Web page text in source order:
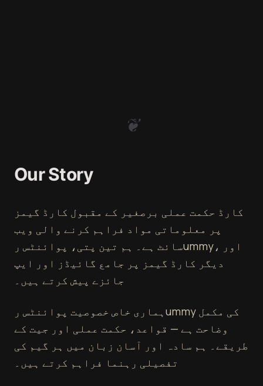
❦
Our Story
کارڈ حکمت عملی برصغیر کے مقبول کارڈ گیمز
پر معلوماتی مواد فراہم کرنے والی ویب
سائٹ ہے۔ ہم تین پتی، پوائنٹس رummy، اور
دیگر کارڈ گیمز پر جامع گائیڈز اور ایپ
جائزے پیش کرتے ہیں۔
ہماری خاص خصوصیت پوائنٹس رummy کی مکمل
وضاحت ہے — قواعد، حکمت عملی اور جیت کے
طریقے۔ ہم سادہ اور آسان زبان میں ہر گیم کی
تفصیلی رہنما فراہم کرتے ہیں۔